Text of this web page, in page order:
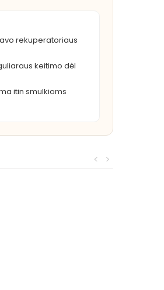
rekuperatoriaus
keitimo dėl
itin smulkioms
>
<